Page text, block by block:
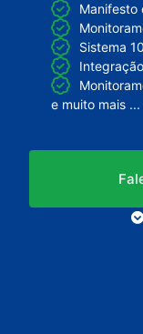
Manifesto
Sistema
e muito mais ...